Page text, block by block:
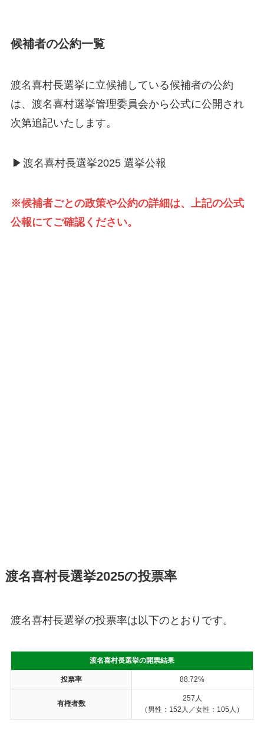
候補者の公約一覧
渡名喜村長選挙に立候補している候補者の公約
は、渡名喜村選挙管理委員会から公式に公開され
次第追記いたします。
▶ 渡名喜村長選挙2025 選挙公報
※候補者ごとの政策や公約の詳細は、上記の公式
公報にてご確認ください。
渡名喜村長選挙2025の投票率
渡名喜村長選挙の投票率は以下のとおりです。
渡名喜村長選挙の開票結果
投票率 88.72%
有権者数
257人
（男性：152人／女性：105人）